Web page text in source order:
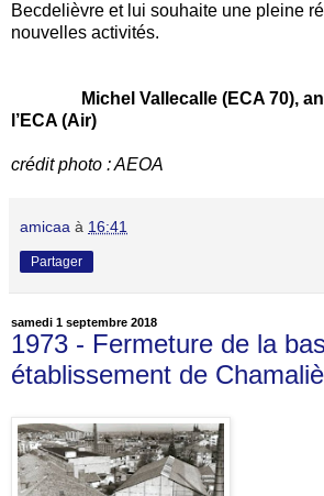
Becdelièvre et lui souhaite une pleine
nouvelles activités.
Michel Vallecalle (ECA 70),
l’ECA (Air)
crédit photo : AEOA
amicaa à 16:41
Partager
samedi 1 septembre 2018
1973 - Fermeture de la
établissement de